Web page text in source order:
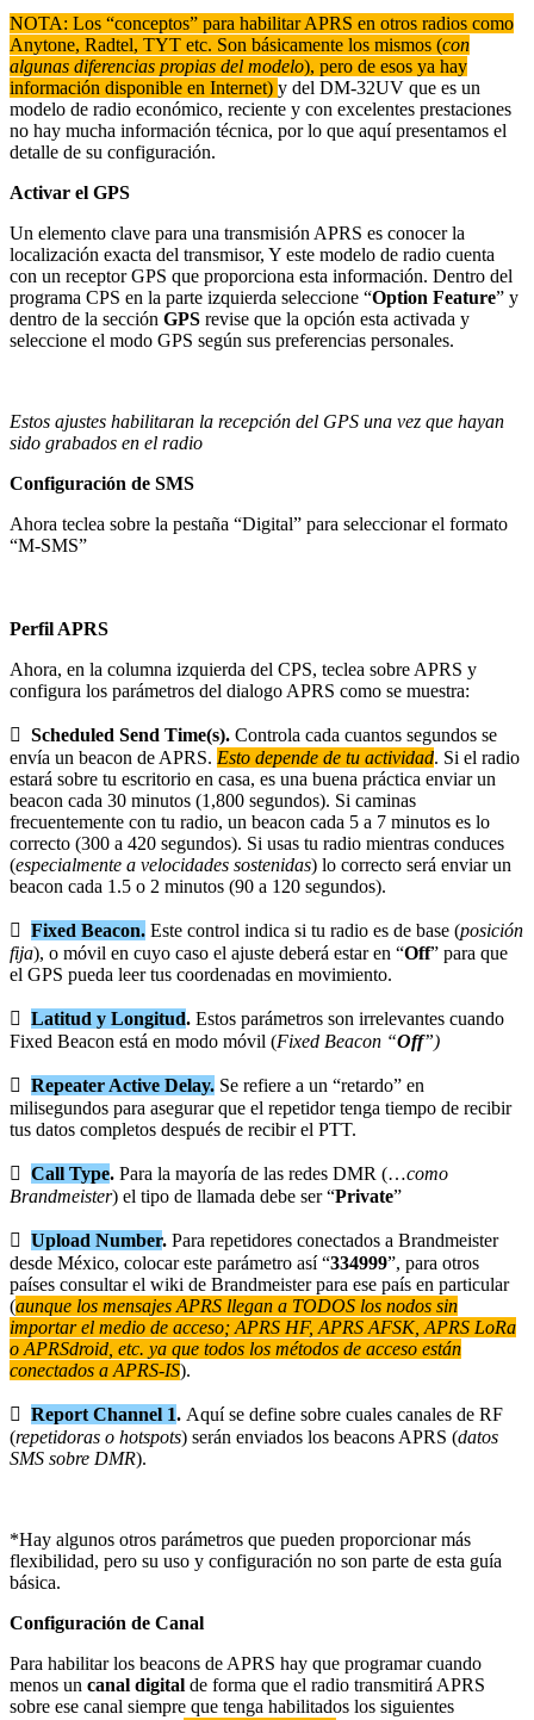
NOTA: Los “conceptos” para habilitar APRS en otros radios como
Anytone, Radtel, TYT etc. Son básicamente los mismos (con
algunas diferencias propias del modelo), pero de esos ya hay
información disponible en Internet) y del DM-32UV que es un
modelo de radio económico, reciente y con excelentes prestaciones
no hay mucha información técnica, por lo que aquí presentamos el
detalle de su configuración.
Activar el GPS
Un elemento clave para una transmisión APRS es conocer la
localización exacta del transmisor, Y este modelo de radio cuenta
con un receptor GPS que proporciona esta información. Dentro del
programa CPS en la parte izquierda seleccione “Option Feature” y
dentro de la sección GPS revise que la opción esta activada y
seleccione el modo GPS según sus preferencias personales.
Estos ajustes habilitaran la recepción del GPS una vez que hayan
sido grabados en el radio
Configuración de SMS
Ahora teclea sobre la pestaña “Digital” para seleccionar el formato
“M-SMS”
Perfil APRS
Ahora, en la columna izquierda del CPS, teclea sobre APRS y
configura los parámetros del dialogo APRS como se muestra:
 Scheduled Send Time(s). Controla cada cuantos segundos se
envía un beacon de APRS. Esto depende de tu actividad. Si el radio
estará sobre tu escritorio en casa, es una buena práctica enviar un
beacon cada 30 minutos (1,800 segundos). Si caminas
frecuentemente con tu radio, un beacon cada 5 a 7 minutos es lo
correcto (300 a 420 segundos). Si usas tu radio mientras conduces
(especialmente a velocidades sostenidas) lo correcto será enviar un
beacon cada 1.5 o 2 minutos (90 a 120 segundos).
 Fixed Beacon. Este control indica si tu radio es de base (posición
fija), o móvil en cuyo caso el ajuste deberá estar en “Off” para que
el GPS pueda leer tus coordenadas en movimiento.
 Latitud y Longitud. Estos parámetros son irrelevantes cuando
Fixed Beacon está en modo móvil (Fixed Beacon “Off”)
 Repeater Active Delay. Se refiere a un “retardo” en
milisegundos para asegurar que el repetidor tenga tiempo de recibir
tus datos completos después de recibir el PTT.
 Call Type. Para la mayoría de las redes DMR (…como
Brandmeister) el tipo de llamada debe ser “Private”
 Upload Number. Para repetidores conectados a Brandmeister
desde México, colocar este parámetro así “334999”, para otros
países consultar el wiki de Brandmeister para ese país en particular
(aunque los mensajes APRS llegan a TODOS los nodos sin
importar el medio de acceso; APRS HF, APRS AFSK, APRS LoRa
o APRSdroid, etc. ya que todos los métodos de acceso están
conectados a APRS-IS).
 Report Channel 1. Aquí se define sobre cuales canales de RF
(repetidoras o hotspots) serán enviados los beacons APRS (datos
SMS sobre DMR).
*Hay algunos otros parámetros que pueden proporcionar más
flexibilidad, pero su uso y configuración no son parte de esta guía
básica.
Configuración de Canal
Para habilitar los beacons de APRS hay que programar cuando
menos un canal digital de forma que el radio transmitirá APRS
sobre ese canal siempre que tenga habilitados los siguientes